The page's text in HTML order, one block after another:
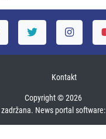
Kontakt
Copyright © 2026
zadržana. News portal software: